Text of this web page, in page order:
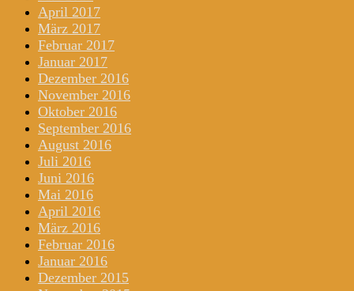
April 2017
März 2017
Februar 2017
Januar 2017
Dezember 2016
November 2016
Oktober 2016
September 2016
August 2016
Juli 2016
Juni 2016
Mai 2016
April 2016
März 2016
Februar 2016
Januar 2016
Dezember 2015